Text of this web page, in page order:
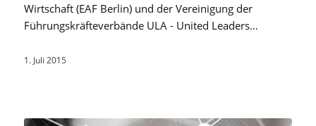
Wirtschaft (EAF Berlin) und der Vereinigung der
Führungskräfteverbände ULA - United Leaders…
1. Juli 2015